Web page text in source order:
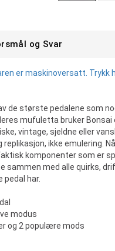
og Svar
er maskinoversatt. Trykk
de største pedalene som
mufuletta bruker Bonsai
vintage, sjeldne eller
ikke emulering.
komponenter som er
sammen med alle quirks,
har.
modus
og 2 populære mods